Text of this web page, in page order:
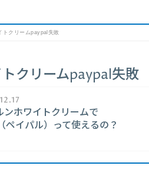
トクリームpaypal失敗
クリームpaypal失敗
ンホワイトクリームで
ペイパル）って使えるの？